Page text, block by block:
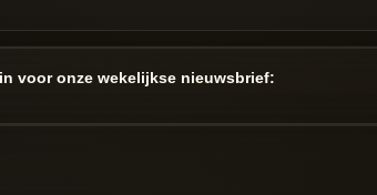
voor onze wekelijkse nieuwsbrief: